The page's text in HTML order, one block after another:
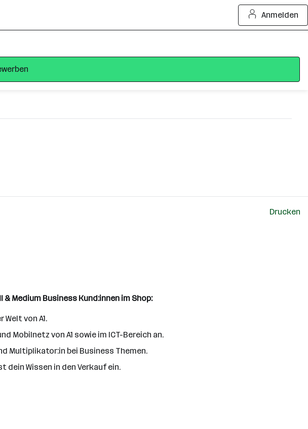
Anmelden
Drucken
Medium Business Kund:innen im Shop:
von A1.
Mobilnetz von A1 sowie im ICT-Bereich an.
Multiplikator:in bei Business Themen.
Wissen in den Verkauf ein.